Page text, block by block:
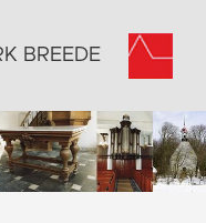
BREEDE